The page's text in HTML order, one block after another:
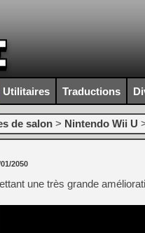
Utilitaires Traductions
de salon > Nintendo Wii U
2050
une très grande